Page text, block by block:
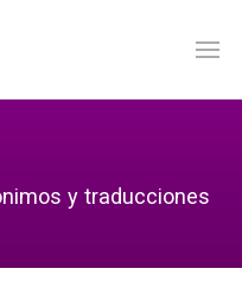
y traducciones